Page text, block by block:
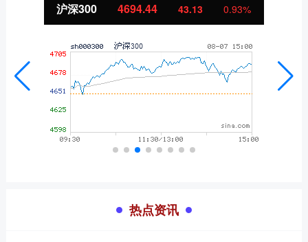
沪深300 4694.44 43.13 0.93%
热点资讯